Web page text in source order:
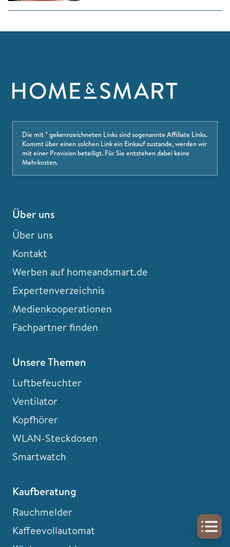
Die mit * gekennzeichneten Links sind sogenannte Affiliate Links.
Kommt über einen solchen Link ein Einkauf zustande, werden wir
mit einer Provision beteiligt. Für Sie entstehen dabei keine
Mehrkosten.
Über uns
Über uns
Kontakt
Werben auf homeandsmart.de
Expertenverzeichnis
Medienkooperationen
Fachpartner finden
Unsere Themen
Luftbefeuchter
Ventilator
Kopfhörer
WLAN-Steckdosen
Smartwatch
Kaufberatung
Rauchmelder
Kaffeevollautomat